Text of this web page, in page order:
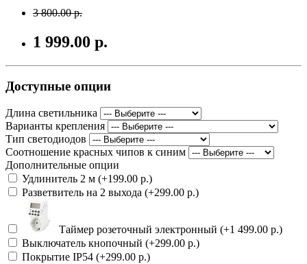
3 800.00 р.
1 999.00 р.
Доступные опции
Длина светильника
Варианты крепления
Тип светодиодов
Соотношение красных чипов к синим
Дополнительные опции
Удлинитель 2 м (+199.00 р.)
Разветвитель на 2 выхода (+299.00 р.)
Таймер розеточный электронный (+1 499.00 р.)
Выключатель кнопочный (+299.00 р.)
Покрытие IP54 (+299.00 р.)